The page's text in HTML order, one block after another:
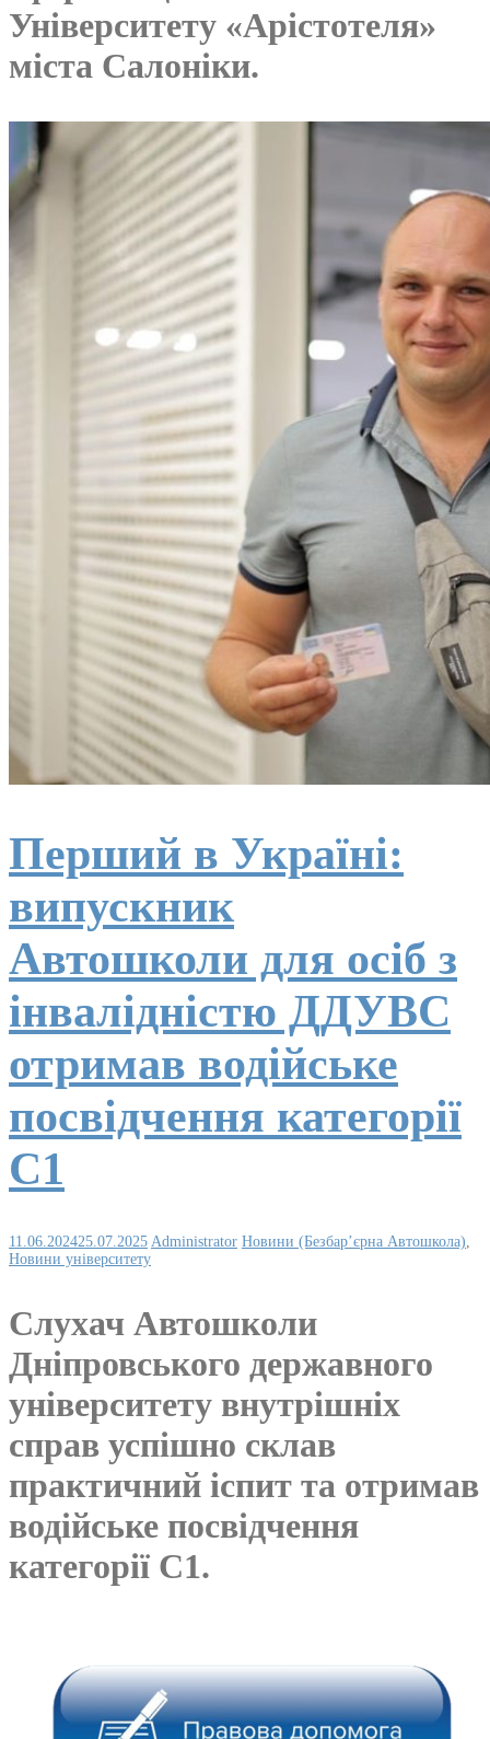
Університету «Арістотеля»
міста Салоніки.
Перший в Україні:
випускник
Автошколи для осіб з
інвалідністю ДДУВС
отримав водійське
посвідчення категорії
С1
11.06.202425.07.2025 Administrator Новини (Безбар’єрна Автошкола),
Новини університету
Слухач Автошколи
Дніпровського державного
університету внутрішніх
справ успішно склав
практичний іспит та отримав
водійське посвідчення
категорії С1.